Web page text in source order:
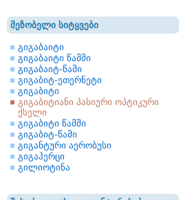
მეზობელი სიტყვები
გიგაბაიტი
გიგაბაიტი წამში
გიგაბაიტ-წამი
გიგაბიტ-ეთერნეტი
გიგაბიტი
გიგაბიტიანი პასიური ოპტიკური
ქსელი
გიგაბიტი წამში
გიგაბიტ-წამი
გიგანტური აერობუსი
გიგაჰერცი
გილიოტინა